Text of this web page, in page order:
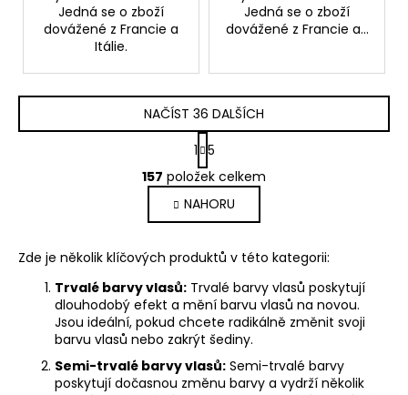
Jedná se o zboží
dovážené z Francie a
Itálie.
Jedná se o zboží
dovážené z Francie a...
O
v
l
á
d
a
c
í
p
r
v
k
NAČÍST 36 DALŠÍCH
S
t
r
á
n
k
v
n
í
1 5
157 položek celkem
NAHORU
Zde je několik klíčových produktů v této kategorii:
Trvalé barvy vlasů: Trvalé barvy vlasů poskytují
dlouhodobý efekt a mění barvu vlasů na novou.
Jsou ideální, pokud chcete radikálně změnit svoji
barvu vlasů nebo zakrýt šediny.
Semi-trvalé barvy vlasů: Semi-trvalé barvy
poskytují dočasnou změnu barvy a vydrží několik